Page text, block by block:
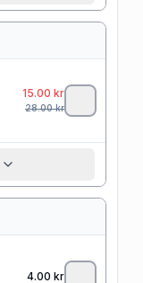
15.00 kr
28.00kr
4.00 kr